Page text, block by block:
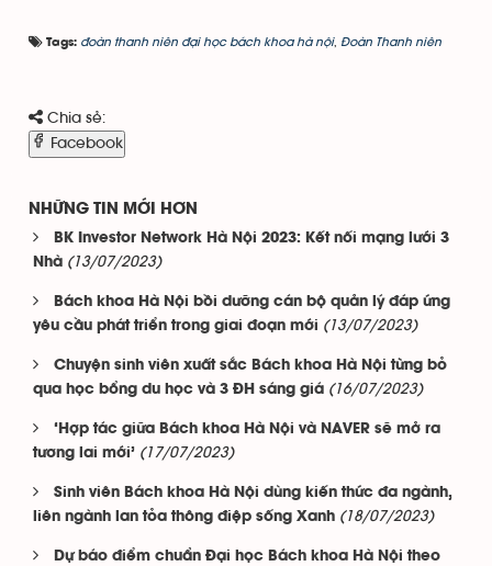
Tags: đoàn thanh niên đại học bách khoa hà nội, Đoàn Thanh niên
Chia sẻ:
Facebook
NHỮNG TIN MỚI HƠN
BK Investor Network Hà Nội 2023: Kết nối mạng lưới 3
Nhà (13/07/2023)
Bách khoa Hà Nội bồi dưỡng cán bộ quản lý đáp ứng
yêu cầu phát triển trong giai đoạn mới (13/07/2023)
Chuyện sinh viên xuất sắc Bách khoa Hà Nội từng bỏ
qua học bổng du học và 3 ĐH sáng giá (16/07/2023)
‘Hợp tác giữa Bách khoa Hà Nội và NAVER sẽ mở ra
tương lai mới’ (17/07/2023)
Sinh viên Bách khoa Hà Nội dùng kiến thức đa ngành,
liên ngành lan tỏa thông điệp sống Xanh (18/07/2023)
Dự báo điểm chuẩn Đại học Bách khoa Hà Nội theo